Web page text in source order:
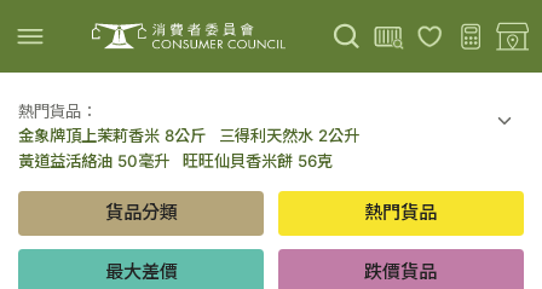
上載圖片 掃描條碼
熱門貨品：
金象牌頂上茉莉香米 8公斤
三得利天然水 2公升
黃道益活絡油 50毫升
旺旺仙貝香米餅 56克
百勝廚新加坡叻沙拉麵 144克
倍樂醇乳酪飲品 - 藍莓 65毫升 x 6
金象牌頂上茉莉香米 5公斤
低鹽/無鹽/低糖/無糖食品
貨品分類 熱門貨品
最大差價 跌價貨品